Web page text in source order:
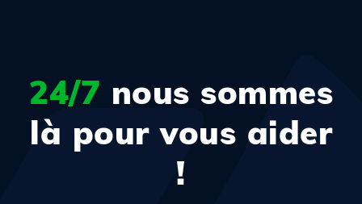
24/7 nous sommes
là pour vous aider
!